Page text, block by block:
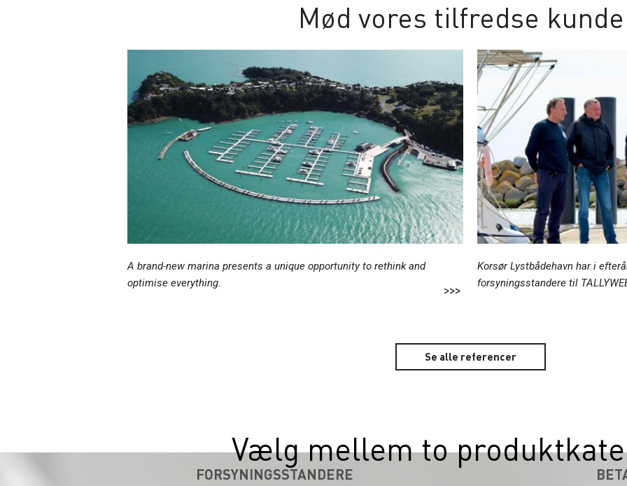
Mød vores tilfredse
A brand-new marina presents a unique opportunity to rethink and
optimise everything.
>>>
Korsør Lystbådehavn har i
forsyningsstandere til
Se alle referencer
Vælg mellem to
FORSYNINGSSTANDERE